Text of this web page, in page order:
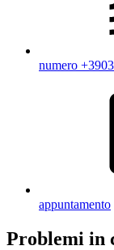
numero
appuntamento
Problemi in